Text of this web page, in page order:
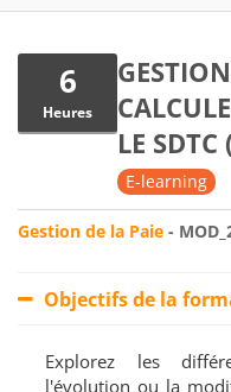
6
Heures
LE
E-learning
Gestion de la Paie -
Objectifs de la
Explorez les
l'évolution ou la